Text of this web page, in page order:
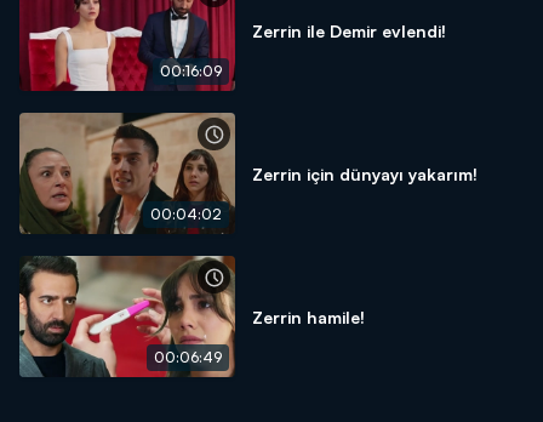
00:16:09
Zerrin ile Demir evlendi!
00:04:02
Zerrin için dünyayı yakarım!
00:06:49
Zerrin hamile!